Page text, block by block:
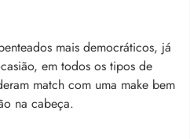
mais democráticos, já
em todos os tipos de
match com uma make bem
na cabeça.